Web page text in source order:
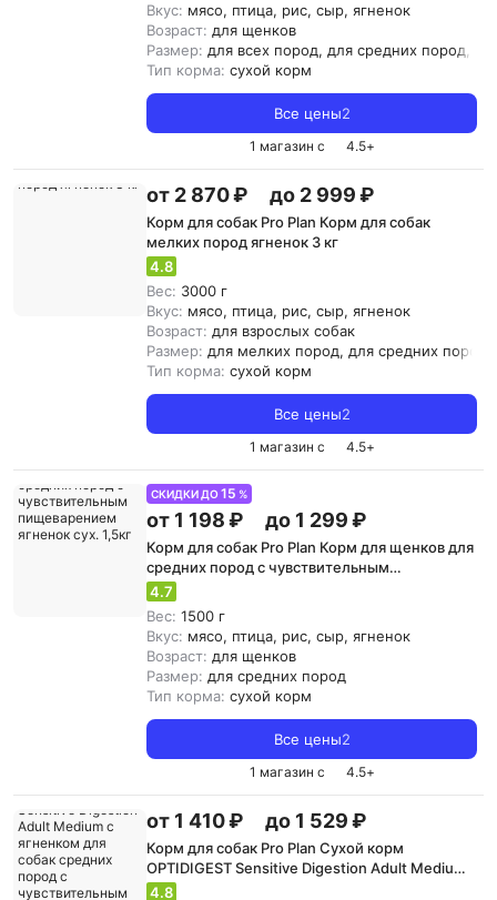
Вкус: мясо, птица, рис, сыр, ягненок
Возраст: для щенков
Размер: для всех пород, для средних пород,
Тип корма: сухой корм
Все цены2
1 магазин с 4.5+
от 2 870 ₽ до 2 999 ₽
Корм для собак Pro Plan Корм для собак
мелких пород ягненок 3 кг
4.8
Вес: 3000 г
Вкус: мясо, птица, рис, сыр, ягненок
Возраст: для взрослых собак
Размер: для мелких пород, для средних пород
Тип корма: сухой корм
Все цены2
1 магазин с 4.5+
СКИДКИ ДО15 %
от 1 198 ₽ до 1 299 ₽
Корм для собак Pro Plan Корм для щенков для
средних пород с чувствительным
пищеварением ягненок сух. 1,5кг
4.7
Вес: 1500 г
Вкус: мясо, птица, рис, сыр, ягненок
Возраст: для щенков
Размер: для средних пород
Тип корма: сухой корм
Все цены2
1 магазин с 4.5+
от 1 410 ₽ до 1 529 ₽
Корм для собак Pro Plan Сухой корм
OPTIDIGEST Sensitive Digestion Adult Medium с
ягненком для собак средних пород с
4.8